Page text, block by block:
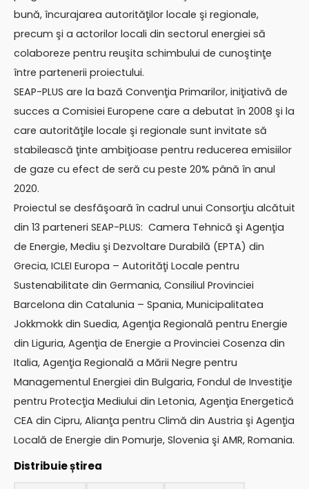
bună, încurajarea autorităţilor locale şi regionale,
precum şi a actorilor locali din sectorul energiei să
colaboreze pentru reuşita schimbului de cunoştinţe
între partenerii proiectului.
SEAP-PLUS are la bază Convenţia Primarilor, iniţiativă de
succes a Comisiei Europene care a debutat în 2008 şi la
care autorităţile locale şi regionale sunt invitate să
stabilească ţinte ambiţioase pentru reducerea emisiilor
de gaze cu efect de seră cu peste 20% până în anul
2020.
Proiectul se desfăşoară în cadrul unui Consorţiu alcătuit
din 13 parteneri SEAP-PLUS: Camera Tehnică şi Agenţia
de Energie, Mediu şi Dezvoltare Durabilă (EPTA) din
Grecia, ICLEI Europa – Autorităţi Locale pentru
Sustenabilitate din Germania, Consiliul Provinciei
Barcelona din Catalunia – Spania, Municipalitatea
Jokkmokk din Suedia, Agenţia Regională pentru Energie
din Liguria, Agenţia de Energie a Provinciei Cosenza din
Italia, Agenţia Regională a Mării Negre pentru
Managementul Energiei din Bulgaria, Fondul de Investiţie
pentru Protecţia Mediului din Letonia, Agenţia Energetică
CEA din Cipru, Alianţa pentru Climă din Austria şi Agenţia
Locală de Energie din Pomurje, Slovenia şi AMR, Romania.
Distribuie știrea